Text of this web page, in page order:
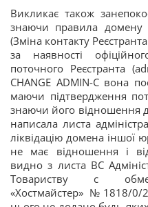
Викликає також
знаючи правила домену
(Зміна контакту
за наявності
поточного Реєстранта
CHANGE ADMIN-C вона
маючи підтвердження
знаючи його відношення
написала листа
ліквідацію домена іншої
не має відношення і
видно з листа ВС
Товариству с
«Хостмайстер» №1818/0/